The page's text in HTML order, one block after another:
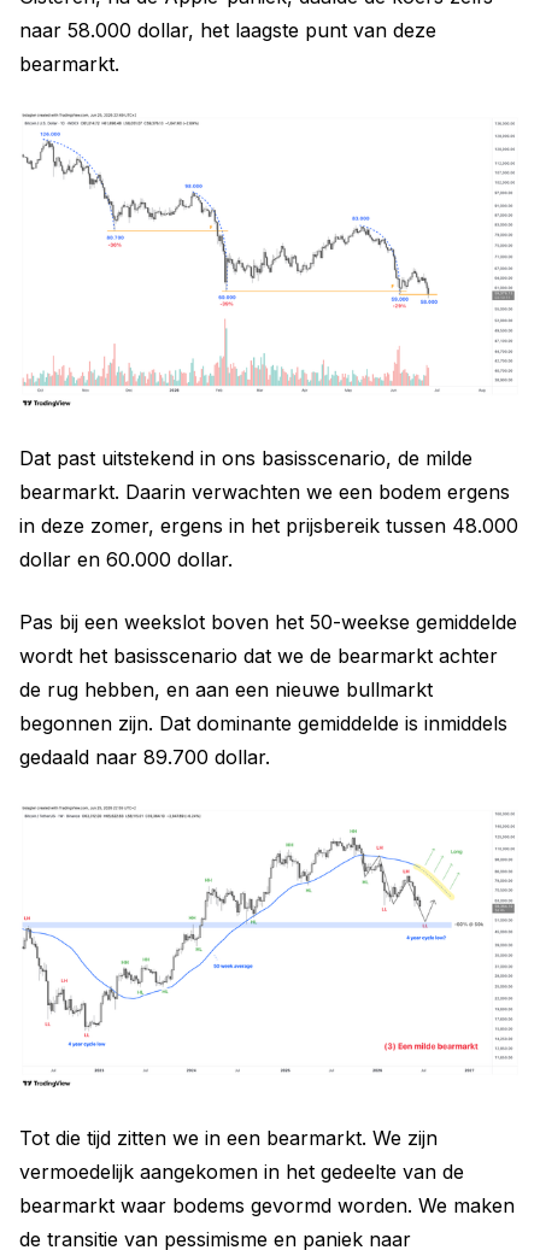
naar 58.000 dollar, het laagste punt van deze
bearmarkt.
Dat past uitstekend in ons basisscenario, de milde
bearmarkt. Daarin verwachten we een bodem ergens
in deze zomer, ergens in het prijsbereik tussen 48.000
dollar en 60.000 dollar.
Pas bij een weekslot boven het 50-weekse gemiddelde
wordt het basisscenario dat we de bearmarkt achter
de rug hebben, en aan een nieuwe bullmarkt
begonnen zijn. Dat dominante gemiddelde is inmiddels
gedaald naar 89.700 dollar.
Tot die tijd zitten we in een bearmarkt. We zijn
vermoedelijk aangekomen in het gedeelte van de
bearmarkt waar bodems gevormd worden. We maken
de transitie van pessimisme en paniek naar